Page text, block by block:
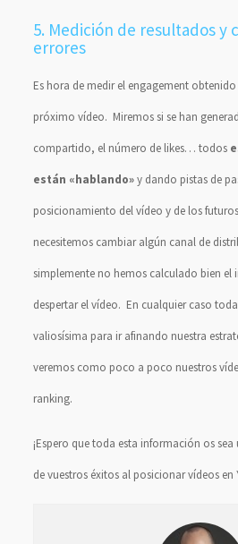
5. Medición de resultados y
errores
Es hora de medir el engagement
próximo vídeo. Miremos si se han
compartido, el número de likes… todos
están «hablando»y dando pistas de
posicionamiento del vídeo y de los
necesitemos cambiar algún canal de
simplemente no hemos calculado bien el
despertar el vídeo. En cualquier caso
valiosísima para ir afinando nuestra
veremos como poco a poco nuestros
ranking.
¡Espero que toda esta información os
de vuestros éxitos al posicionar vídeos en